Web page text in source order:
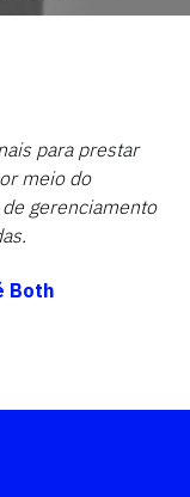
para prestar
meio do
gerenciamento
Both